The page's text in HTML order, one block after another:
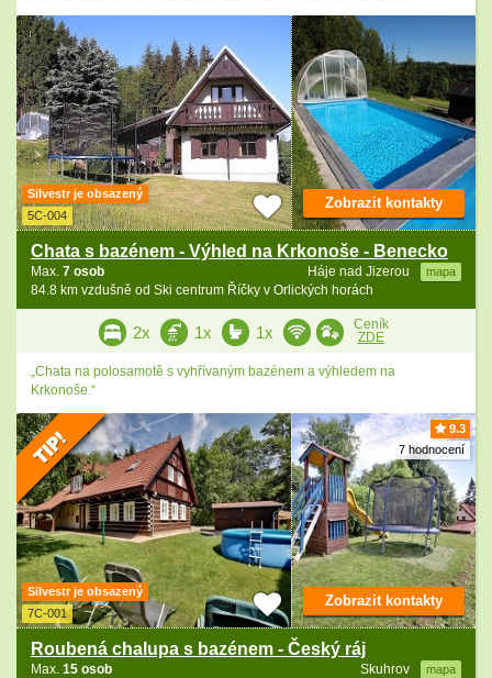
Silvestr je obsazený
5C-004
Chata s bazénem - Výhled na Krkonoše - Benecko
Háje nad Jizerou mapa
Max. 7 osob
84.8 km vzdušně od Ski centrum Říčky v Orlických horách
Zobrazit kontakty
2x 1x 1x
Ceník
ZDE
„Chata na polosamotě s vyhřívaným bazénem a výhledem na
Krkonoše.“
9.3
7 hodnocení
Silvestr je obsazený
7C-001
Roubená chalupa s bazénem - Český ráj
Skuhrov mapa
Max. 15 osob
Zobrazit kontakty